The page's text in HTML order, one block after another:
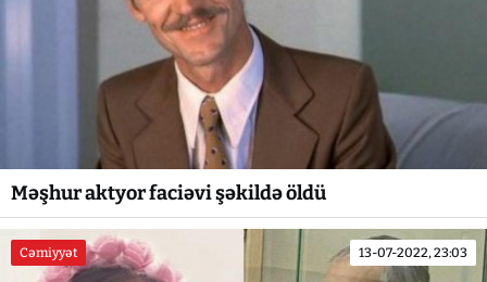
Məşhur aktyor faciəvi şəkildə öldü
Cəmiyyət 13-07-2022, 23:03